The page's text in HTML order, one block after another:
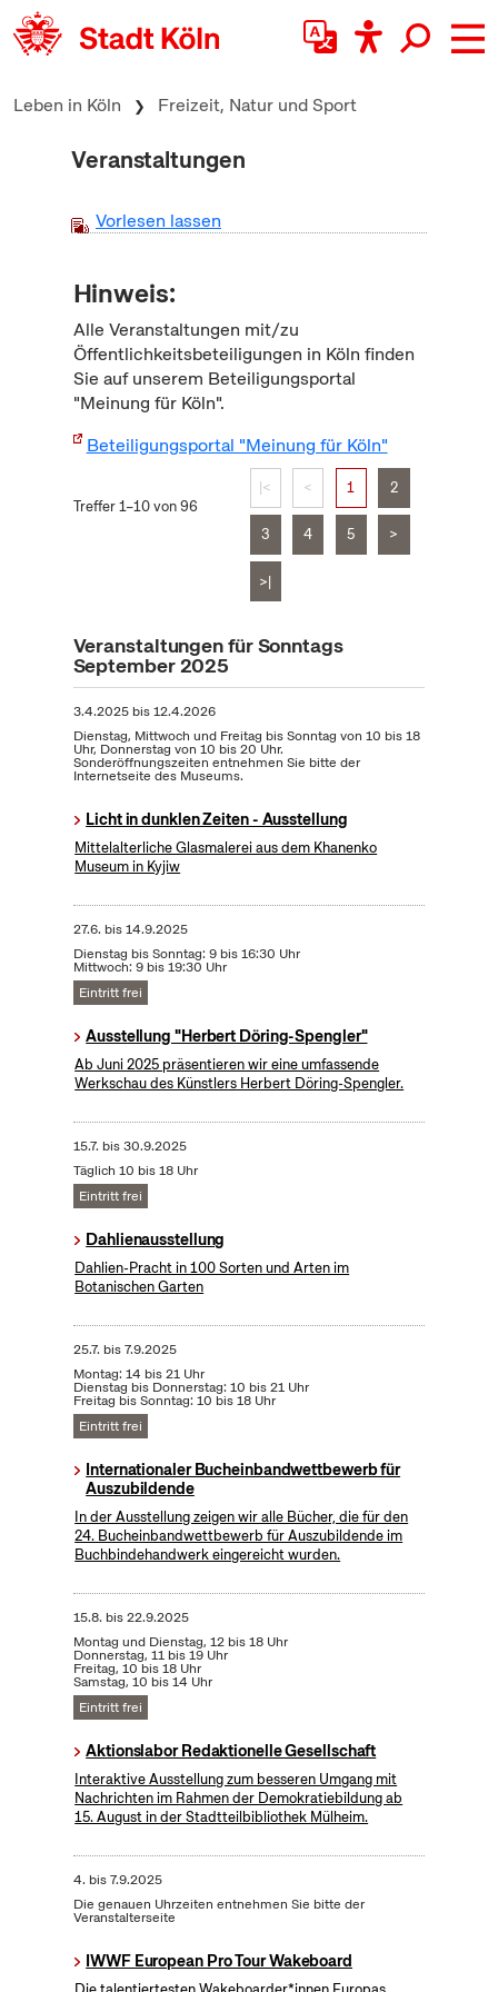
zum Inhalt springen
Leben in Köln Freizeit, Natur und Sport
Veranstaltungen
Vorlesen lassen
Hinweis:
Alle Veranstaltungen mit/zu
Öffentlichkeitsbeteiligungen in Köln finden
Sie auf unserem Beteiligungsportal
"Meinung für Köln".
Beteiligungsportal "Meinung für Köln"
Treffer 1–10 von 96
|< < 1 2
3 4 5 >
>|
Veranstaltungen für Sonntags
September 2025
3.4.2025bis12.4.2026
Dienstag, Mittwoch und Freitag bis Sonntag von 10 bis 18
Uhr, Donnerstag von 10 bis 20 Uhr.
Sonderöffnungszeiten entnehmen Sie bitte der
Internetseite des Museums.
Licht in dunklen Zeiten - Ausstellung
Mittelalterliche Glasmalerei aus dem Khanenko
Museum in Kyjiw
27.6. bis14.9.2025
Dienstag bis Sonntag: 9 bis 16:30 Uhr
Mittwoch: 9 bis 19:30 Uhr
Eintritt frei
Ausstellung "Herbert Döring-Spengler"
Ab Juni 2025 präsentieren wir eine umfassende
Werkschau des Künstlers Herbert Döring-Spengler.
15.7. bis30.9.2025
Täglich 10 bis 18 Uhr
Eintritt frei
Dahlienausstellung
Dahlien-Pracht in 100 Sorten und Arten im
Botanischen Garten
25.7. bis7.9.2025
Montag: 14 bis 21 Uhr
Dienstag bis Donnerstag: 10 bis 21 Uhr
Freitag bis Sonntag: 10 bis 18 Uhr
Eintritt frei
Internationaler Bucheinbandwettbewerb für
Auszubildende
In der Ausstellung zeigen wir alle Bücher, die für den
24. Bucheinbandwettbewerb für Auszubildende im
Buchbindehandwerk eingereicht wurden.
15.8. bis22.9.2025
Montag und Dienstag, 12 bis 18 Uhr
Donnerstag, 11 bis 19 Uhr
Freitag, 10 bis 18 Uhr
Samstag, 10 bis 14 Uhr
Eintritt frei
Aktionslabor Redaktionelle Gesellschaft
Interaktive Ausstellung zum besseren Umgang mit
Nachrichten im Rahmen der Demokratiebildung ab
15. August in der Stadtteilbibliothek Mülheim.
4. bis7.9.2025
Die genauen Uhrzeiten entnehmen Sie bitte der
Veranstalterseite
IWWF European Pro Tour Wakeboard